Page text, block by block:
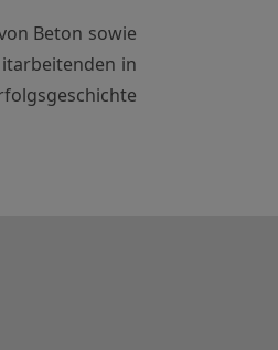
Beton sowie
in